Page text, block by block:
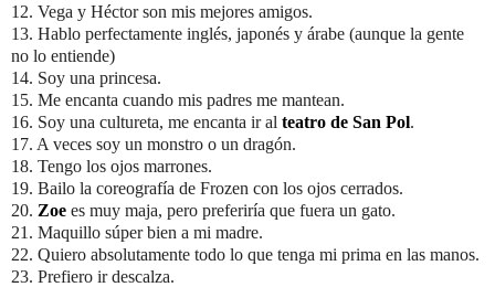
12. Vega y Héctor son mis mejores amigos.
13. Hablo perfectamente inglés, japonés y árabe (aunque la gente
no lo entiende)
14. Soy una princesa.
15. Me encanta cuando mis padres me mantean.
16. Soy una cultureta, me encanta ir al teatro de San Pol.
17. A veces soy un monstro o un dragón.
18. Tengo los ojos marrones.
19. Bailo la coreografía de Frozen con los ojos cerrados.
20. Zoe es muy maja, pero preferiría que fuera un gato.
21. Maquillo súper bien a mi madre.
22. Quiero absolutamente todo lo que tenga mi prima en las manos.
23. Prefiero ir descalza.